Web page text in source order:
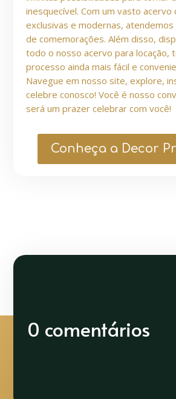
inesquecível. Com um vasto acervo
exclusivas e modernas,
de comemorações. Além disso,
todo o nosso acervo para locação,
processo ainda mais fácil e
Navegue em nosso site, explore,
celebre conosco! Você é nosso
será um prazer celebrar com você!
Conheça a Decor
0 comentários